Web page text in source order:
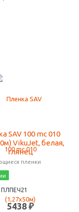
SAV 100 mc 010
VikuJet, белая,
глянец
пленки
ПЛПЕЧ21
5438 ₽